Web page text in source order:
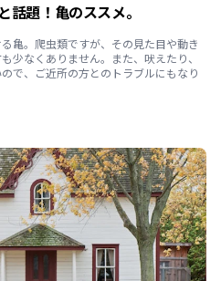
話題！亀のススメ。
亀。爬虫類ですが、その見た目や動き
少なくありません。また、吠えたり、
で、ご近所の方とのトラブルにもなり